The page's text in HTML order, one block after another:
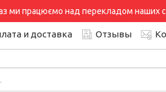
ми працюємо над перекладом наших
и доставка Отзывы